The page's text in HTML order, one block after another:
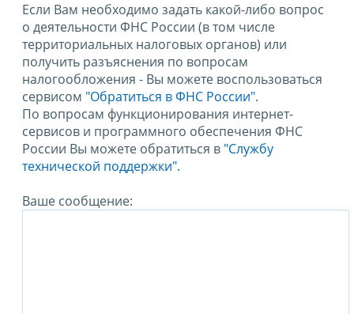
Если Вам необходимо задать какой-либо вопрос
о деятельности ФНС России (в том числе
территориальных налоговых органов) или
получить разъяснения по вопросам
налогообложения - Вы можете воспользоваться
сервисом "Обратиться в ФНС России".
По вопросам функционирования интернет-
сервисов и программного обеспечения ФНС
России Вы можете обратиться в "Службу
технической поддержки".
Ваше сообщение: